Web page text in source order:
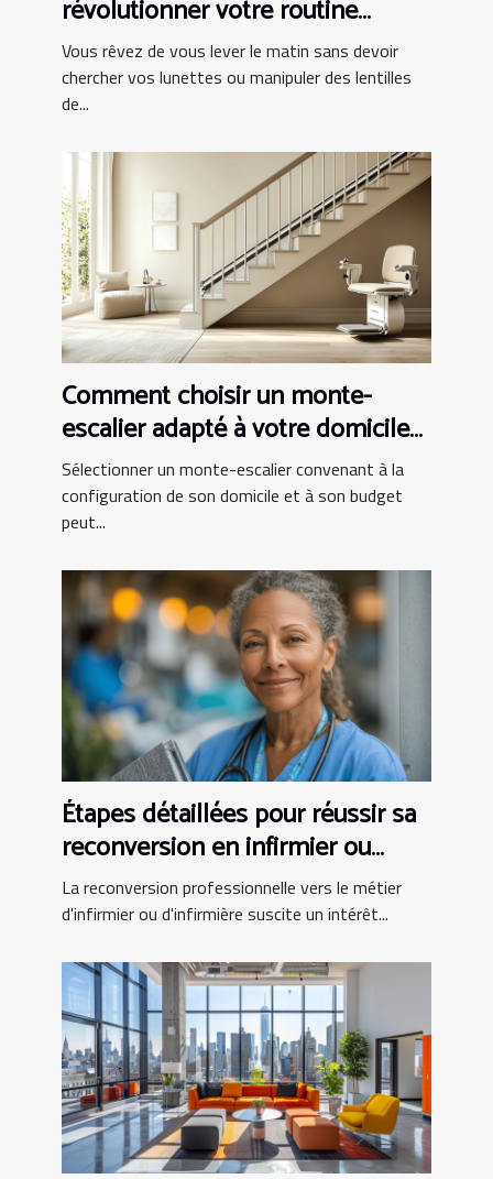
révolutionner votre routine
matinale ?
Vous rêvez de vous lever le matin sans devoir
chercher vos lunettes ou manipuler des lentilles
de...
Comment choisir un monte-
escalier adapté à votre domicile
et budget
Sélectionner un monte-escalier convenant à la
configuration de son domicile et à son budget
peut...
Étapes détaillées pour réussir sa
reconversion en infirmier ou
infirmière
La reconversion professionnelle vers le métier
d'infirmier ou d'infirmière suscite un intérêt...